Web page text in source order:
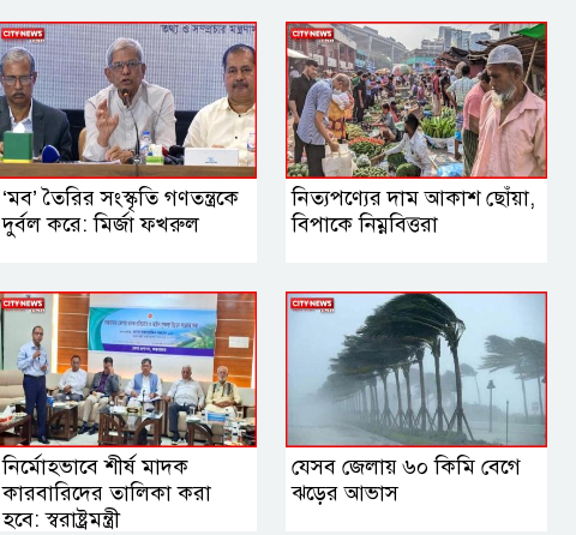
‘মব’ তৈরির সংস্কৃতি গণতন্ত্রকে
দুর্বল করে: মির্জা ফখরুল
নিত্যপণ্যের দাম আকাশ ছোঁয়া,
বিপাকে নিম্নবিত্তরা
নির্মোহভাবে শীর্ষ মাদক
কারবারিদের তালিকা করা
হবে: স্বরাষ্ট্রমন্ত্রী
যেসব জেলায় ৬০ কিমি বেগে
ঝড়ের আভাস